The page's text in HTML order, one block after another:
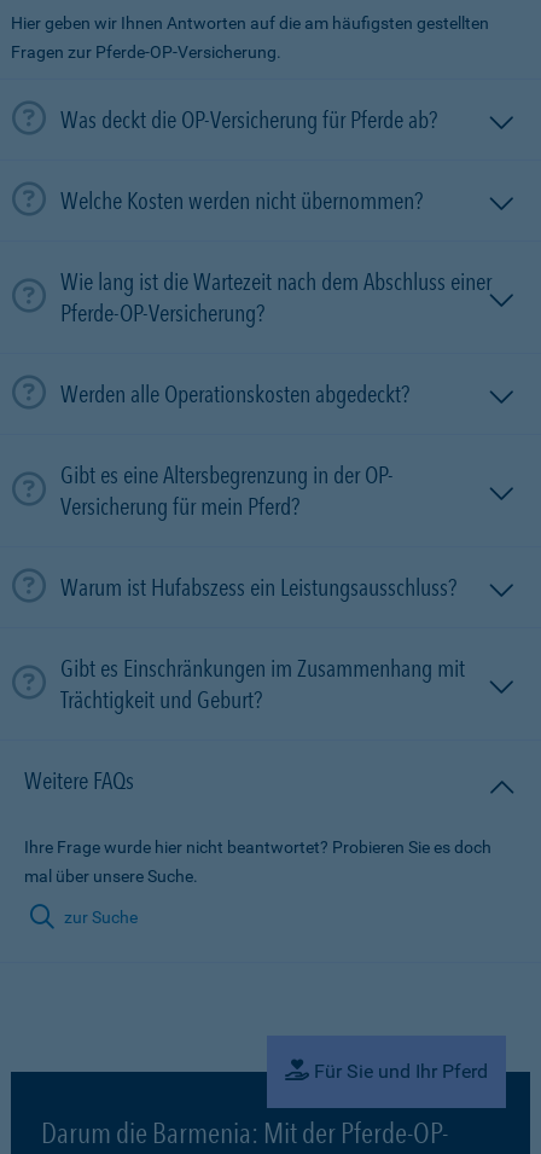
Hier geben wir Ihnen Antworten auf die am häufigsten gestellten
Fragen zur Pferde-OP-Versicherung.
Was deckt die OP-Versicherung für Pferde ab?
Welche Kosten werden nicht übernommen?
Wie lang ist die Wartezeit nach dem Abschluss einer
Pferde-OP-Versicherung?
Werden alle Operationskosten abgedeckt?
Gibt es eine Altersbegrenzung in der OP-
Versicherung für mein Pferd?
Warum ist Hufabszess ein Leistungsausschluss?
Gibt es Einschränkungen im Zusammenhang mit
Trächtigkeit und Geburt?
Weitere FAQs
Ihre Frage wurde hier nicht beantwortet? Probieren Sie es doch
mal über unsere Suche.
zur Suche
Für Sie und Ihr Pferd
Darum die Barmenia: Mit der Pferde-OP-